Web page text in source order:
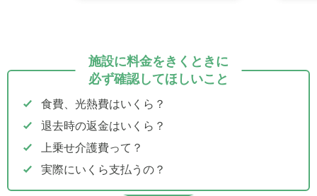
施設に料金をきくときに
必ず確認してほしいこと
食費、光熱費はいくら？
退去時の返金はいくら？
上乗せ介護費って？
実際にいくら支払うの？